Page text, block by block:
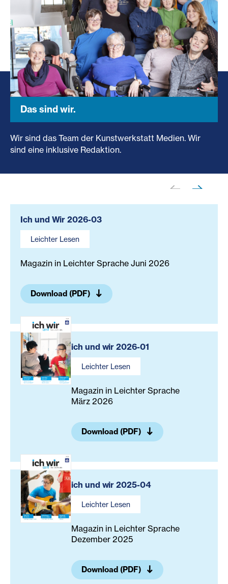
Das sind wir.
Wir sind das Team der Kunstwerkstatt Medien. Wir
sind eine inklusive Redaktion.
Ich und Wir 2026-03
Leichter Lesen
Magazin in Leichter Sprache Juni 2026
Download (PDF)
ich und wir 2026-01
Leichter Lesen
Magazin in Leichter Sprache
März 2026
Download (PDF)
ich und wir 2025-04
Leichter Lesen
Magazin in Leichter Sprache
Dezember 2025
Download (PDF)